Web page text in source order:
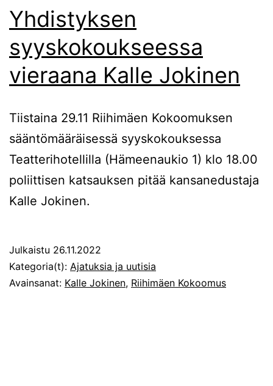
Yhdistyksen
syyskokoukseessa
vieraana Kalle Jokinen
Tiistaina 29.11 Riihimäen Kokoomuksen
sääntömääräisessä syyskokouksessa
Teatterihotellilla (Hämeenaukio 1) klo 18.00
poliittisen katsauksen pitää kansanedustaja
Kalle Jokinen.
Julkaistu 26.11.2022
Kategoria(t): Ajatuksia ja uutisia
Avainsanat: Kalle Jokinen, Riihimäen Kokoomus